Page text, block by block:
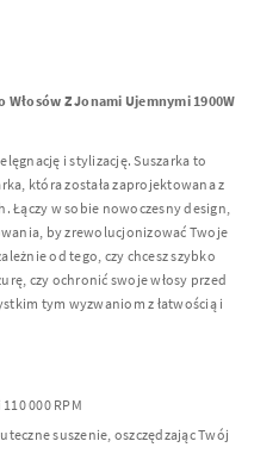
Z Jonami Ujemnymi 1900W
i stylizację. Suszarka to
która została zaprojektowana z
Łączy w sobie nowoczesny design,
by zrewolucjonizować Twoje
od tego, czy chcesz szybko
czy ochronić swoje włosy przed
tym wyzwaniom z łatwością i
000 RPM
suszenie, oszczędzając Twój